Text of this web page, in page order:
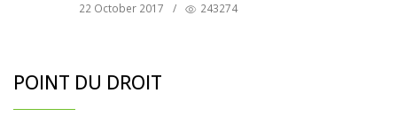
22 October 2017 / 243274
POINT DU DROIT